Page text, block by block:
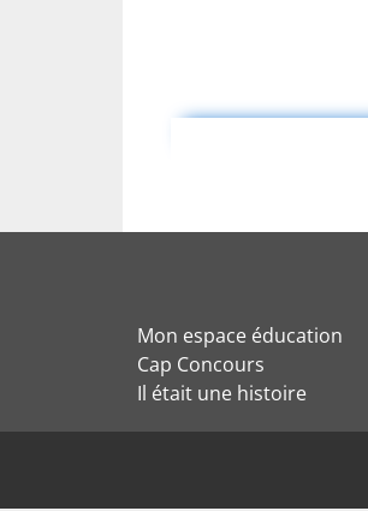
Mon espace éducation
Cap Concours
Il était une histoire